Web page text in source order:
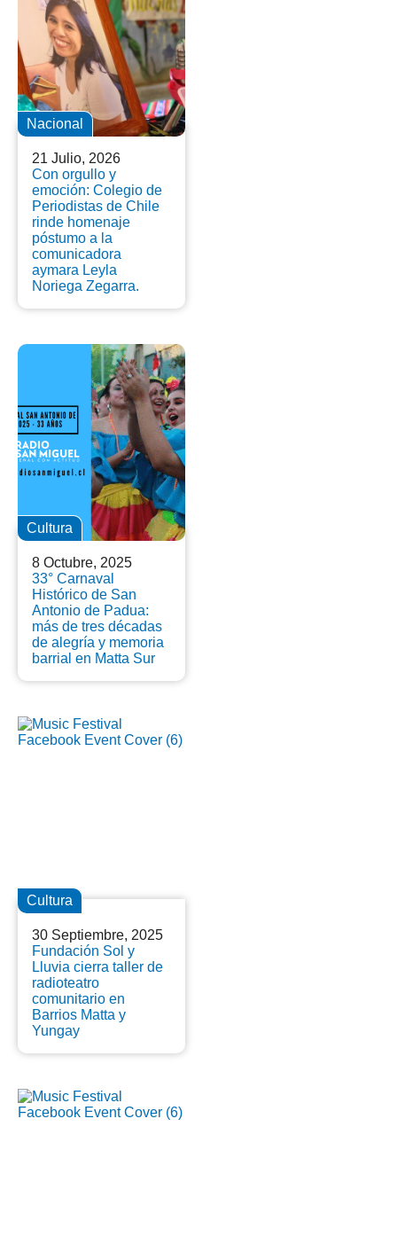
Nacional
21 Julio, 2026
Con orgullo y
emoción: Colegio de
Periodistas de Chile
rinde homenaje
póstumo a la
comunicadora
aymara Leyla
Noriega Zegarra.
Cultura
8 Octubre, 2025
33° Carnaval
Histórico de San
Antonio de Padua:
más de tres décadas
de alegría y memoria
barrial en Matta Sur
Cultura
30 Septiembre, 2025
Fundación Sol y
Lluvia cierra taller de
radioteatro
comunitario en
Barrios Matta y
Yungay